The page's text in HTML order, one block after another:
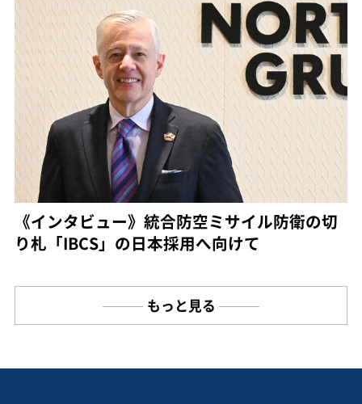
《インタビュー》統合防空ミサイル防衛の切
り札「IBCS」の日本採用へ向けて
もっと見る